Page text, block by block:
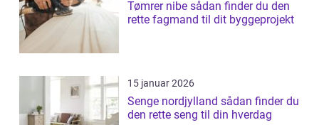
Tømrer nibe sådan finder du den
rette fagmand til dit byggeprojekt
15 januar 2026
Senge nordjylland sådan finder du
den rette seng til din hverdag